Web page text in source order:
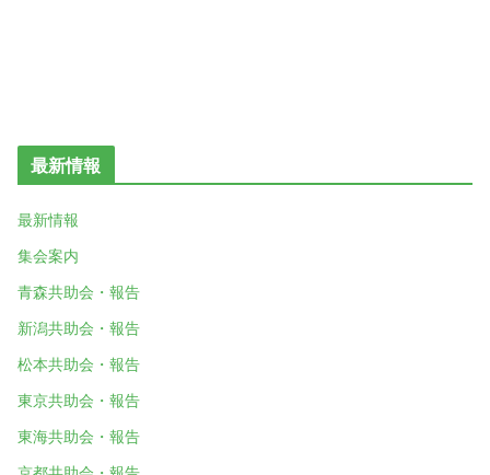
最新情報
最新情報
集会案内
青森共助会・報告
新潟共助会・報告
松本共助会・報告
東京共助会・報告
東海共助会・報告